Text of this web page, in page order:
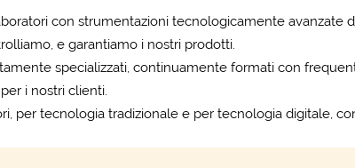
con strumentazioni tecnologicamente avanzate
e garantiamo i nostri prodotti.
specializzati, continuamente formati con
i nostri clienti.
per tecnologia tradizionale e per tecnologia digitale,